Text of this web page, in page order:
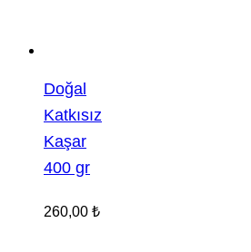
Doğal
Katkısız
Kaşar
400 gr
260,00 ₺